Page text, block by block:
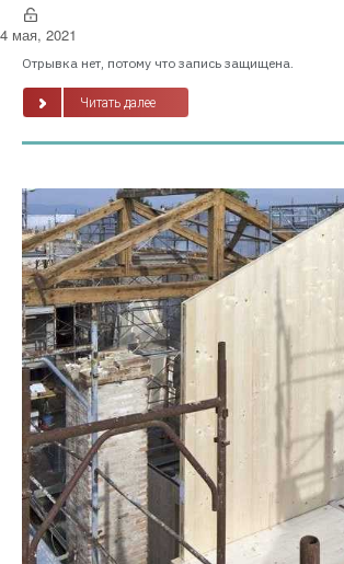
4 мая, 2021
Отрывка нет, потому что запись защищена.
Читать далее